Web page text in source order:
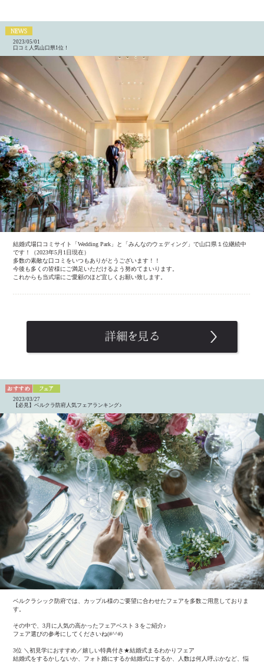
2023/05/01
口コミ人気山口県1位！
結婚式場口コミサイト「Wedding Park」と「みんなのウェディング」で山口県１位継続中
です！（2023年5月1日現在）
多数の素敵な口コミをいつもありがとうございます！！
今後も多くの皆様にご満足いただけるよう努めてまいります。
これからも当式場にご愛顧のほど宜しくお願い致します。
2023/03/27
【必見】ベルクラ防府人気フェアランキング♪
ベルクラシック防府では、カップル様のご要望に合わせたフェアを多数ご用意しておりま
す。
その中で、3月に人気の高かったフェアベスト３をご紹介♪
フェア選びの参考にしてくださいね(#^^#)
3位 ＼初見学におすすめ／嬉しい特典付き★結婚式まるわかりフェア
結婚式をするかしないか、フォト婚にするか結婚式にするか、人数は何人呼ぶかなど、悩